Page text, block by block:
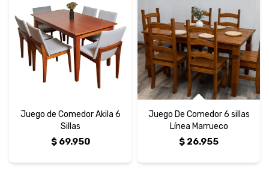
Juego de Comedor Akila 6
Sillas
$ 69.950
Juego De Comedor 6 sillas
Línea Marrueco
$ 26.955